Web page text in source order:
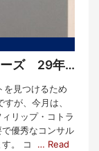
「経営に役立たせたい名言」シリーズ 29年6月度
を見つけるため
が、今月は、
リップ・コトラ
優秀なコンサル
す。 コ … Read